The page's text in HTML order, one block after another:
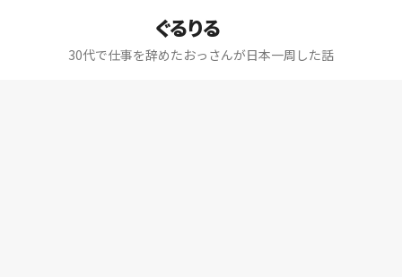
ぐるりる
30代で仕事を辞めたおっさんが日本一周した話